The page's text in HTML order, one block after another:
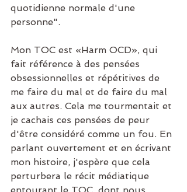
quotidienne normale d'une
personne".
Mon TOC est «Harm OCD», qui
fait référence à des pensées
obsessionnelles et répétitives de
me faire du mal et de faire du mal
aux autres. Cela me tourmentait et
je cachais ces pensées de peur
d'être considéré comme un fou. En
parlant ouvertement et en écrivant
mon histoire, j'espère que cela
perturbera le récit médiatique